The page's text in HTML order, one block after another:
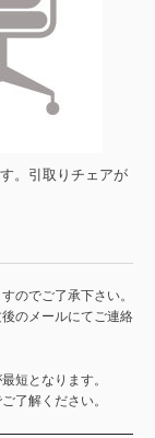
。引取りチェアが
のでご了承下さい。
のメールにてご連絡
短となります。
了解ください。